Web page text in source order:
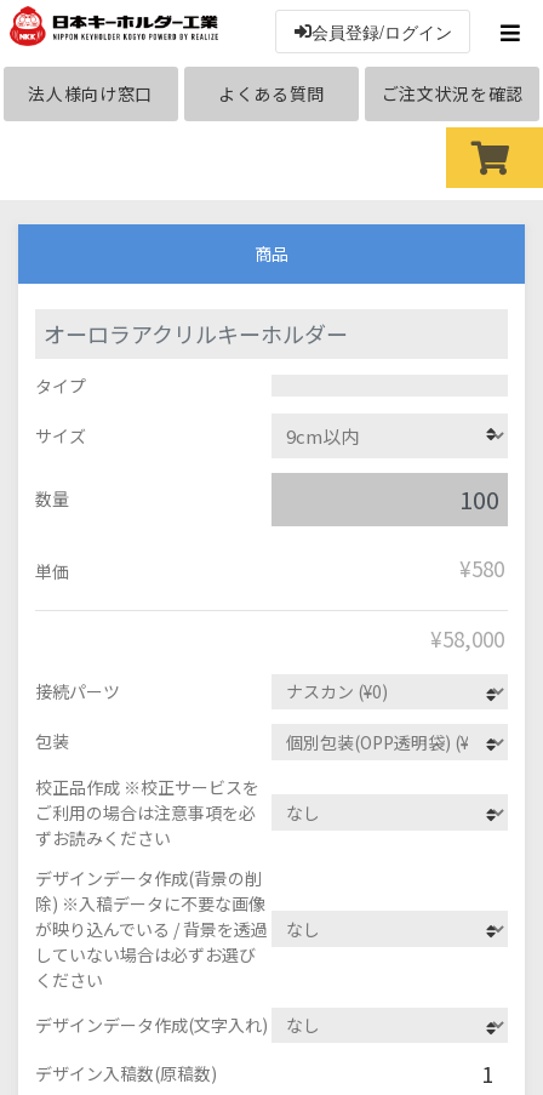
会員登録/ログイン
法人様向け窓口 よくある質問 ご注文状況を確認
商品
オーロラアクリルキーホルダー
タイプ
サイズ
数量
単価 ¥580
¥58,000
接続パーツ
包装
校正品作成 ※校正サービスを
ご利用の場合は注意事項を必
ずお読みください
デザインデータ作成(背景の削
除) ※入稿データに不要な画像
が映り込んでいる / 背景を透過
していない場合は必ずお選び
ください
デザインデータ作成(文字入れ)
デザイン入稿数(原稿数) 1